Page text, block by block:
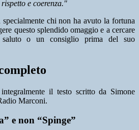
e coerenza."
chi non ha avuto la fortuna
questo splendido omaggio e a cercare
o un consiglio prima del suo
il testo scritto da Simone
Marconi.
e non “Spinge”